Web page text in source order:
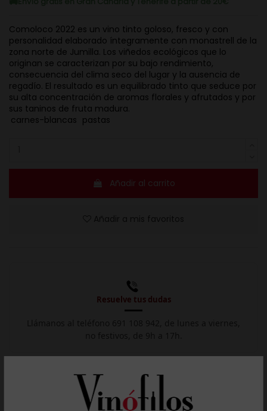
Comoloco 2022 es un vino tinto goloso, fresco y con
personalidad elaborado íntegramente con monastrell de la
zona norte de Jumilla. Los viñedos ecológicos que lo
originan se caracterizan por su bajo rendimiento,
consecuencia del clima seco del lugar y la ausencia de
regadío. El resultado es un equilibrado tinto que seduce por
su alta concentración de aromas florales y afrutados y por
sus taninos de fruta madura.
carnes-blancas pastas
Añadir al carrito
Resuelve tus dudas
 Descargar ficha